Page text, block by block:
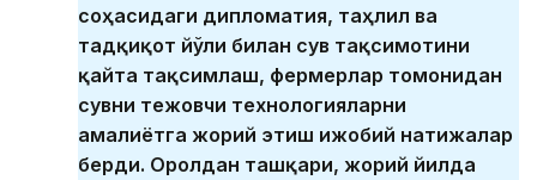
соҳасидаги дипломатия, таҳлил ва
тадқиқот йўли билан сув тақсимотини
қайта тақсимлаш, фермерлар томонидан
сувни тежовчи технологияларни
амалиётга жорий этиш ижобий натижалар
берди. Оролдан ташқари, жорий йилда